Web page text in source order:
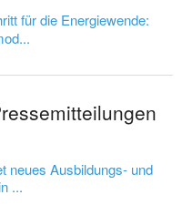
für die Energiewende:
neues Ausbildungs- und
...